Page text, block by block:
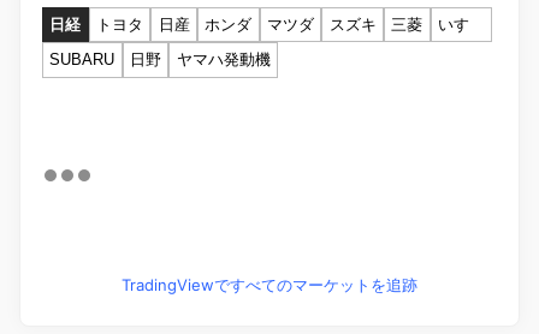
日経 トヨタ 日産 ホンダ マツダ スズキ 三菱
いすゞ
SUBARU
日野 ヤマハ発動機
TradingViewですべてのマーケットを追跡